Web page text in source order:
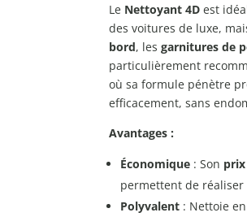
Le Nettoyant 4D est
des voitures de luxe,
bord, lesgarnitures de
particulièrement
où sa formule pénètre
efficacement, sans
Avantages :
Économique : Son
permettent de réaliser
Polyvalent : Nettoie